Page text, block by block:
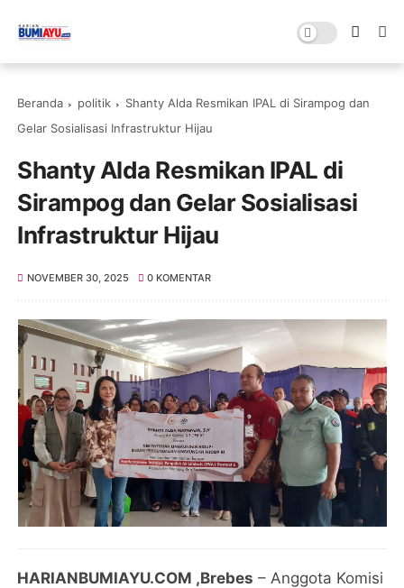
Beranda politik
Shanty Alda Resmikan IPAL di Sirampog dan
Gelar Sosialisasi Infrastruktur Hijau
Shanty Alda Resmikan IPAL di
Sirampog dan Gelar Sosialisasi
Infrastruktur Hijau
NOVEMBER 30, 2025 0 KOMENTAR
HARIANBUMIAYU.COM ,Brebes – Anggota Komisi